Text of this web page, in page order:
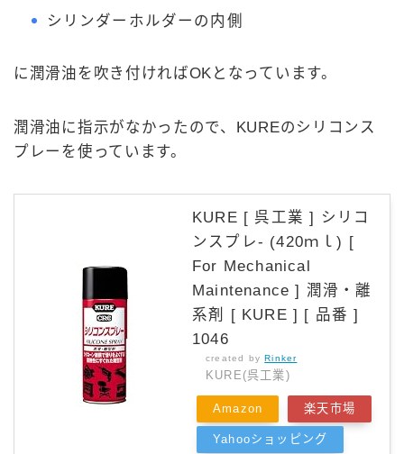
シリンダーホルダーの内側
に潤滑油を吹き付ければOKとなっています。
潤滑油に指示がなかったので、KUREのシリコンス
プレーを使っています。
KURE [ 呉工業 ] シリコ
ンスプレ- (420ｍｌ) [
For Mechanical
Maintenance ] 潤滑・離
系剤 [ KURE ] [ 品番 ]
1046
created byRinker
KURE(呉工業)
Amazon 楽天市場
Yahooショッピング